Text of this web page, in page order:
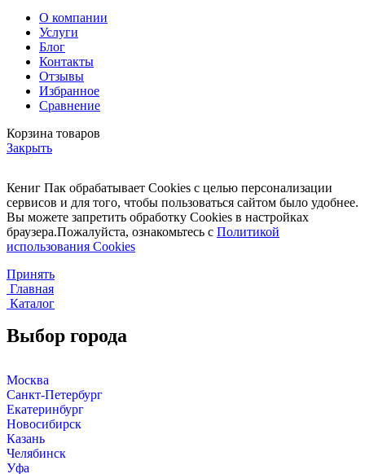
О компании
Услуги
Блог
Контакты
Отзывы
Избранное
Сравнение
Корзина товаров
Закрыть
Кениг Пак обрабатывает Cookies с целью персонализации
сервисов и для того, чтобы пользоваться сайтом было удобнее.
Вы можете запретить обработку Cookies в настройках
браузера.Пожалуйста, ознакомьтесь с Политикой
использования Cookies
Принять
Главная
Каталог
Выбор города
Москва
Санкт-Петербург
Екатеринбург
Новосибирск
Казань
Челябинск
Уфа